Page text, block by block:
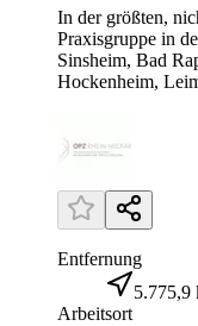
In der größten,
Praxisgruppe in
Sinsheim, Bad
Hockenheim,
Entfernung
5.775,9
Arbeitsort